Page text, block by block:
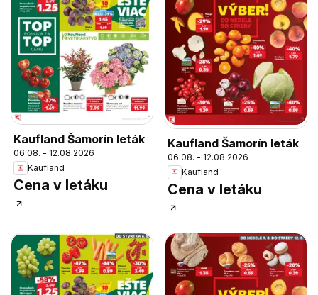
Kaufland Šamorín leták
06.08. - 12.08.2026
Kaufland
Cena v letáku
Kaufland Šamorín leták
06.08. - 12.08.2026
Kaufland
Cena v letáku